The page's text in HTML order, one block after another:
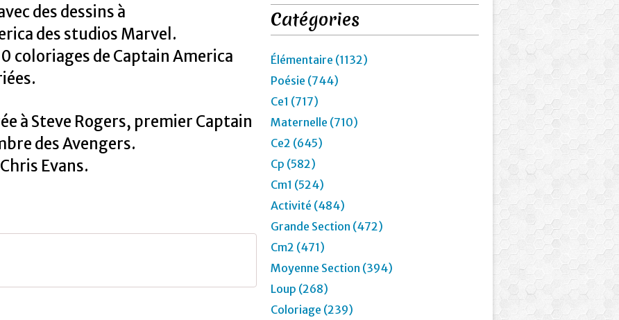
des dessins à
des studios Marvel.
coloriages de Captain America
à Steve Rogers, premier Captain
des Avengers.
Evans.
Catégories
Élémentaire (1132)
Poésie (744)
Ce1 (717)
Maternelle (710)
Ce2 (645)
Cp (582)
Cm1 (524)
Activité (484)
Grande Section (472)
Cm2 (471)
Moyenne Section (394)
Loup (268)
Coloriage (239)